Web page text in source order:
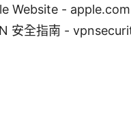
Website -
全指南 -